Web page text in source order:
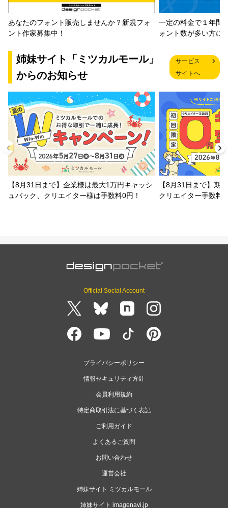
あなたのフォント販売しませんか？新規フォ
ント作家募集中！
一定の料金で１年間
ォント数が多い方に
姉妹サイト「ミツカルモール」
からのお知らせ
サービス
サイトへ
【8月31日まで】企業様は最大1万円キャッシ
ュバック、クリエイター様は手数料0円！
【8月31日まで】期
クリエイター手数料
Official Social Account
プライバシーポリシー
情報セキュリティ方針
会員利用規約
特定商取引法に基づく表記
ご利用ガイド
よくあるご質問
お問い合わせ
運営会社
姉妹サイト ミツカルモール
姉妹サイト imagenavi.jp